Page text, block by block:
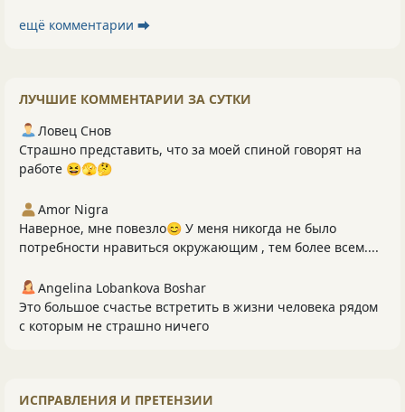
ещё комментарии ⮕
ЛУЧШИЕ КОММЕНТАРИИ ЗА СУТКИ
Ловец Снов
Страшно представить, что за моей спиной говорят на
работе 😆🫣🤔
Amor Nigra
Наверное, мне повезло😊 У меня никогда не было
потребности нравиться окружающим , тем более всем....
Angelina Lobankova Boshar
Это большое счастье встретить в жизни человека рядом
с которым не страшно ничего
ИСПРАВЛЕНИЯ И ПРЕТЕНЗИИ